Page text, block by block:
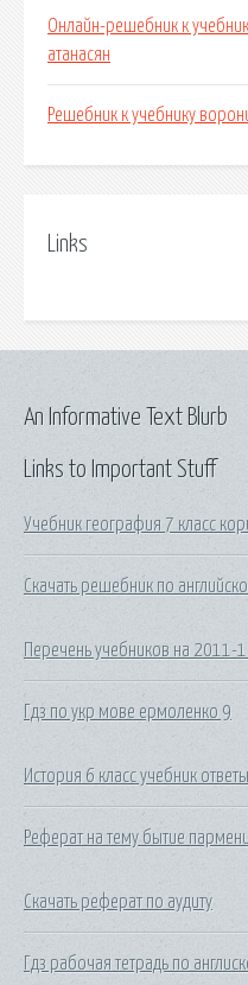
Онлайн-решебник к
атанасян
Решебник к учебнику
Links
Links to Important Stuff
Учебник география 7 класс
Скачать решебник по
Перечень учебников на 2011-
Гдз по укр мове ермоленко 9
История 6 класс учебник
Реферат на тему бытие
Скачать реферат по аудиту
Гдз рабочая тетрадь по
An Informative Text Blurb